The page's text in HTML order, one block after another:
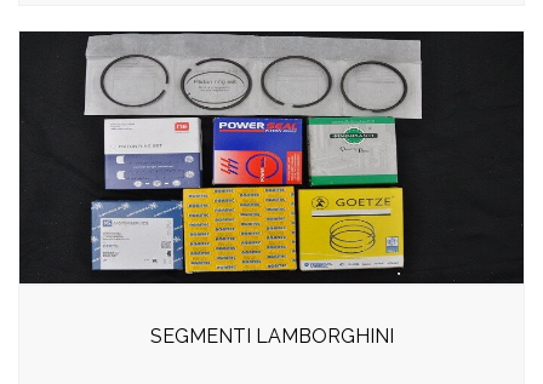
SEGMENTI LAMBORGHINI